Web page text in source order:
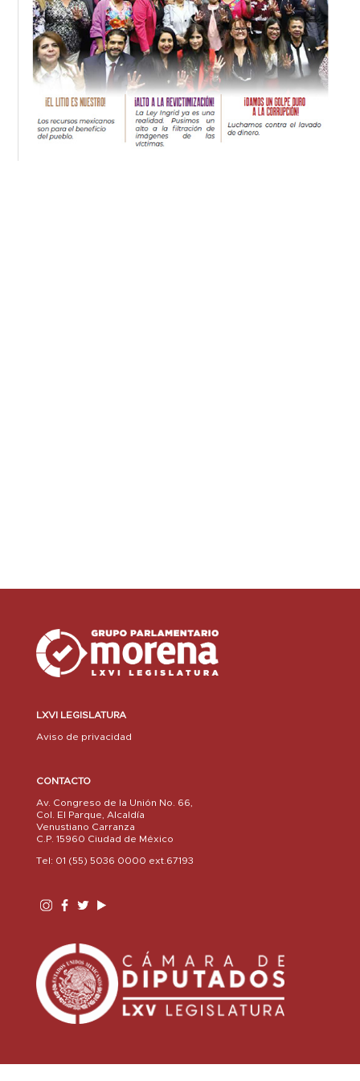
DESCARGA EL PDF
Publicación Enero - Febrero 2020 por Estado
Publicación Noviembre – Diciembre 2022
Publicación Septiembre – Octubre 2020
Publicación Junio 2020 Nueva Normalidad.
Publicación Marzo – Abril COVID-19
Publicación Enero – Febrero 2020 por Estado
LXVI LEGISLATURA
Aviso de privacidad
CONTACTO
Av. Congreso de la Unión No. 66,
Col. El Parque, Alcaldía
Venustiano Carranza
C.P. 15960 Ciudad de México
Tel: 01 (55) 5036 0000 ext.67193